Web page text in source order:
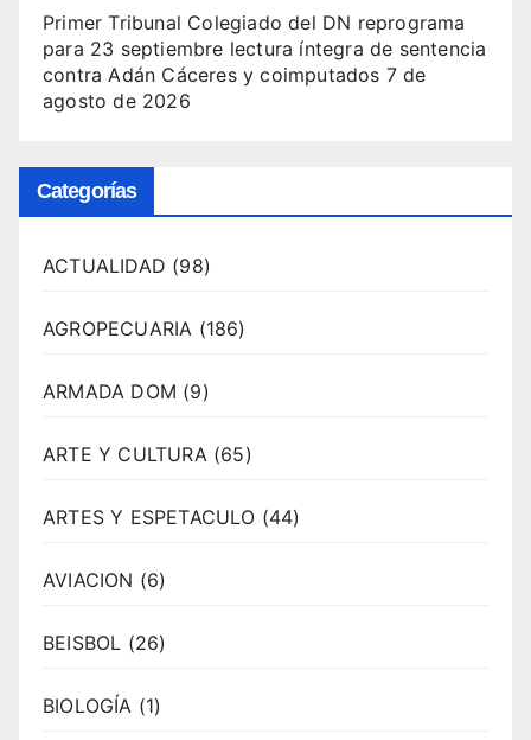
Primer Tribunal Colegiado del DN reprograma
para 23 septiembre lectura íntegra de sentencia
contra Adán Cáceres y coimputados 7 de
agosto de 2026
Categorías
ACTUALIDAD (98)
AGROPECUARIA (186)
ARMADA DOM (9)
ARTE Y CULTURA(65)
ARTES Y ESPETACULO (44)
AVIACION (6)
BEISBOL (26)
BIOLOGÍA (1)